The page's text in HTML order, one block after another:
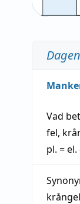
Vad
fel,
pl. = el.
krångel